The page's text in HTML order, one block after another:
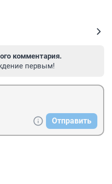
комментария.
первым!
Отправить